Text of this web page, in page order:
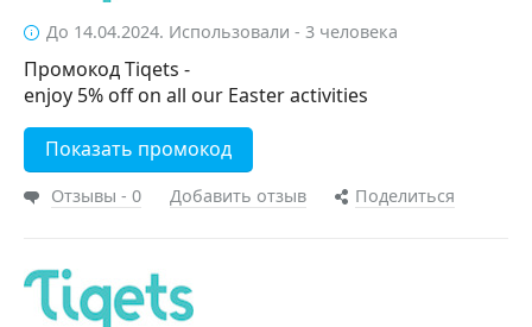
До 14.04.2024. Использовали - 3 человека
Промокод Tiqets -
enjoy 5% off on all our Easter activities
Показать промокод
Отзывы - 0 Добавить отзыв Поделиться